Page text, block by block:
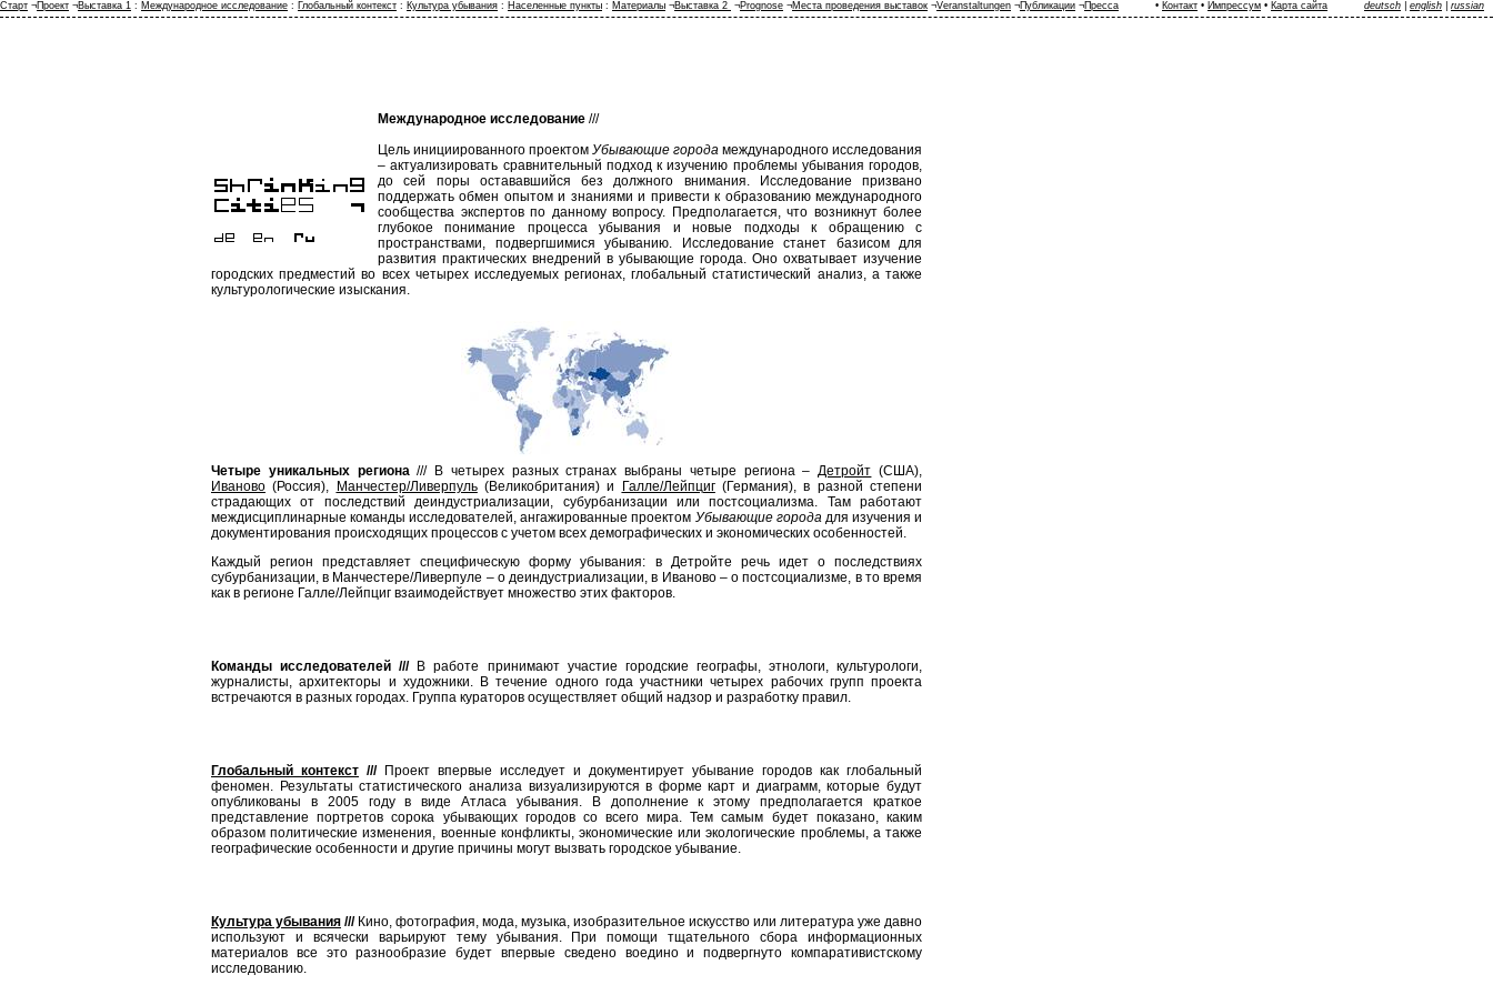
Международное исследование ///
Цель инициированного проектом Убывающие города международного исследования
– актуализировать сравнительный подход к изучению проблемы убывания городов,
до сей поры остававшийся без должного внимания. Исследование призвано
поддержать обмен опытом и знаниями и привести к образованию международного
сообщества экспертов по данному вопросу. Предполагается, что возникнут более
глубокое понимание процесса убывания и новые подходы к обращению с
пространствами, подвергшимися убыванию. Исследование станет базисом для
развития практических внедрений в убывающие города. Оно охватывает изучение
городских предместий во всех четырех исследуемых регионах, глобальный статистический анализ, а также
культурологические изыскания.
Четыре уникальных региона/// В четырех разных странах выбраны четыре региона –Детройт (США),
Иваново (Россия), Манчестер/Ливерпуль(Великобритания) и Галле/Лейпциг(Германия), в разной степени
страдающих от последствий деиндустриализации, субурбанизации или постсоциализма. Там работают
междисциплинарные команды исследователей, ангажированные проектом Убывающие городадля изучения и
документирования происходящих процессов с учетом всех демографических и экономических особенностей.
Каждый регион представляет специфическую форму убывания: в Детройте речь идет о последствиях
субурбанизации, в Манчестере/Ливерпуле – о деиндустриализации, в Иваново – о постсоциализме, в то время
как в регионе Галле/Лейпциг взаимодействует множество этих факторов.
Команды исследователей /// В работе принимают участие городские географы, этнологи, культурологи,
журналисты, архитекторы и художники. В течение одного года участники четырех рабочих групп проекта
встречаются в разных городах. Группа кураторов осуществляет общий надзор и разработку правил.
Глобальный контекст /// Проект впервые исследует и документирует убывание городов как глобальный
феномен. Результаты статистического анализа визуализируются в форме карт и диаграмм, которые будут
опубликованы в 2005 году в виде Атласа убывания. В дополнение к этому предполагается краткое
представление портретов сорока убывающих городов со всего мира. Тем самым будет показано, каким
образом политические изменения, военные конфликты, экономические или экологические проблемы, а также
географические особенности и другие причины могут вызвать городское убывание.
Культура убывания /// Кино, фотография, мода, музыка, изобразительное искусство или литература уже давно
используют и всячески варьируют тему убывания. При помощи тщательного сбора информационных
материалов все это разнообразие будет впервые сведено воедино и подвергнуто компаративистскому
исследованию.
Старт ¬Проект ¬Выставка 1 : Международное исследование : Глобальный контекст : Культура убывания : Населенные пункты : Материалы ¬Выставка 2 ¬Prognose ¬Места проведения выставок ¬Veranstaltungen ¬Публикации ¬Пресса • Контакт • Импрессум • Карта сайта deutsch english russian